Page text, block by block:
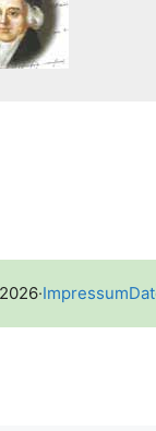
·Impressum